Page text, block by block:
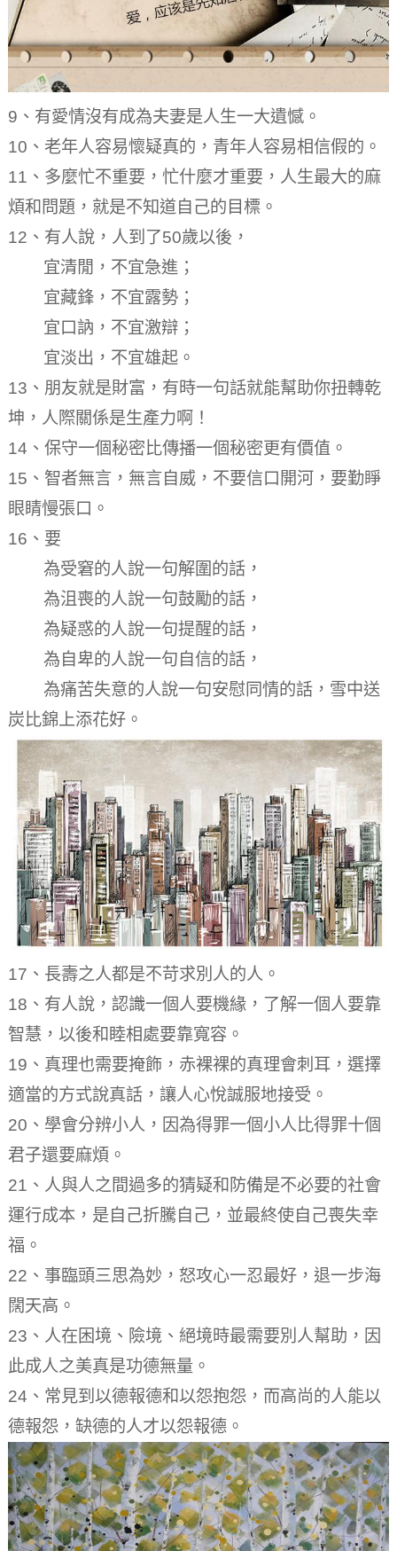
9、有愛情沒有成為夫妻是人生一大遺憾。
10、老年人容易懷疑真的，青年人容易相信假的。
11、多麼忙不重要，忙什麼才重要，人生最大的麻
煩和問題，就是不知道自己的目標。
12、有人說，人到了50歲以後，
宜清閒，不宜急進；
宜藏鋒，不宜露勢；
宜口訥，不宜激辯；
宜淡出，不宜雄起。
13、朋友就是財富，有時一句話就能幫助你扭轉乾
坤，人際關係是生產力啊！
14、保守一個秘密比傳播一個秘密更有價值。
15、智者無言，無言自威，不要信口開河，要勤睜
眼睛慢張口。
16、要
為受窘的人說一句解圍的話，
為沮喪的人說一句鼓勵的話，
為疑惑的人說一句提醒的話，
為自卑的人說一句自信的話，
為痛苦失意的人說一句安慰同情的話，雪中​​送
炭比錦上添花好。
17、長壽之人都是不苛求別人的人。
18、有人說，認識一個人要機緣，了解一個人要靠
智慧，以後和睦相處要靠寬容。
19、真理也需要掩飾，赤裸裸的真理會刺耳，選擇
適當的方式說真話，讓人心悅誠服地接受。
20、學會分辨小人，因為得罪一個小人比得罪十個
君子還要麻煩。
21、人與人之間過多的猜疑和防備是不必要的社會
運行成本，是自己折騰自己，並最終使自己喪失幸
福。
22、事臨頭三思為妙，怒攻心一忍最好，退一步海
闊天高。
23、人在困境、險境、絕境時最需要別人幫助，因
此成人之美真是功德無量。
24、常見到以德報德和以怨抱怨，而高尚的人能以
德報怨，缺德的人才以怨報德。